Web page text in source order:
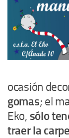
ocasión
gomas; el
Eko, sólo
traer la